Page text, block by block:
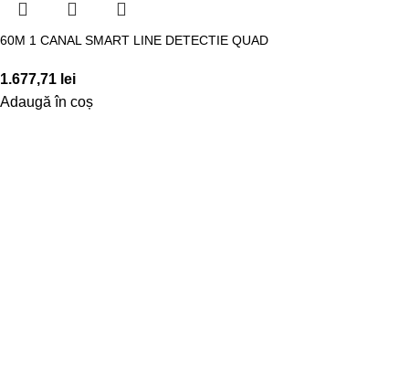
60M 1 CANAL SMART LINE DETECTIE QUAD
1.677,71 lei
Adaugă în coș